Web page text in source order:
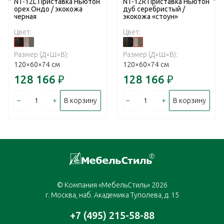
орех Ондо / экокожа
черная
Цвет:
Размер (Д×Ш×В):
120×60×74 см
128 166 ₽
– + В корзину
дуб серебристый /
экокожа «стоун»
Цвет:
Размер (Д×Ш×В):
120×60×74 см
128 166 ₽
– + В корзину
© Компания «МебельСтиль» 2026
г. Москва, наб. Академика Туполева, д. 15
+7 (495) 215-58-88